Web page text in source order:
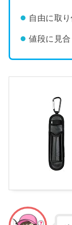
自由に取
値段に見